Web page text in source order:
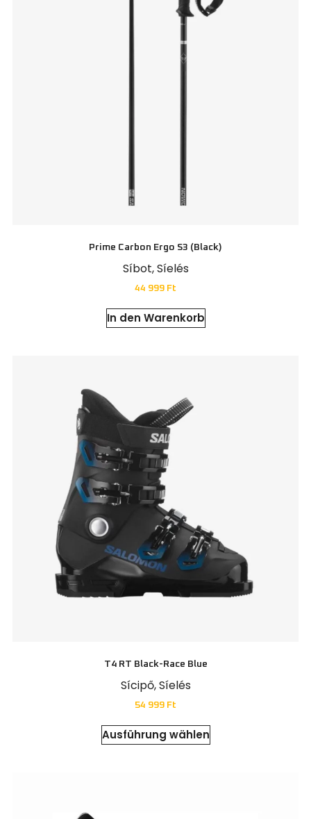
Prime Carbon Ergo S3 (black)
Síbot,Síelés
44 999 Ft
In den Warenkorb
T4 RT Black-Race Blue
Sícipő,Síelés
54 999 Ft
Ausführung wählen